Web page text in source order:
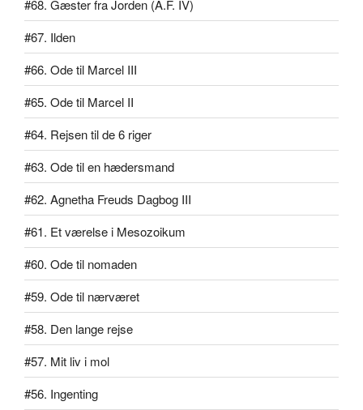
#68. Gæster fra Jorden (A.F. IV)
#67. Ilden
#66. Ode til Marcel III
#65. Ode til Marcel II
#64. Rejsen til de 6 riger
#63. Ode til en hædersmand
#62. Agnetha Freuds Dagbog III
#61. Et værelse i Mesozoikum
#60. Ode til nomaden
#59. Ode til nærværet
#58. Den lange rejse
#57. Mit liv i mol
#56. Ingenting